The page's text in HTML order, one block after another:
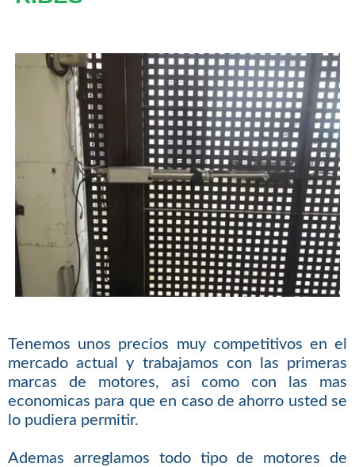
Tenemos unos precios muy competitivos en el
mercado actual y trabajamos con las primeras
marcas de motores, asi como con las mas
economicas para que en caso de ahorro usted se
lo pudiera permitir.
Ademas arreglamos todo tipo de motores de